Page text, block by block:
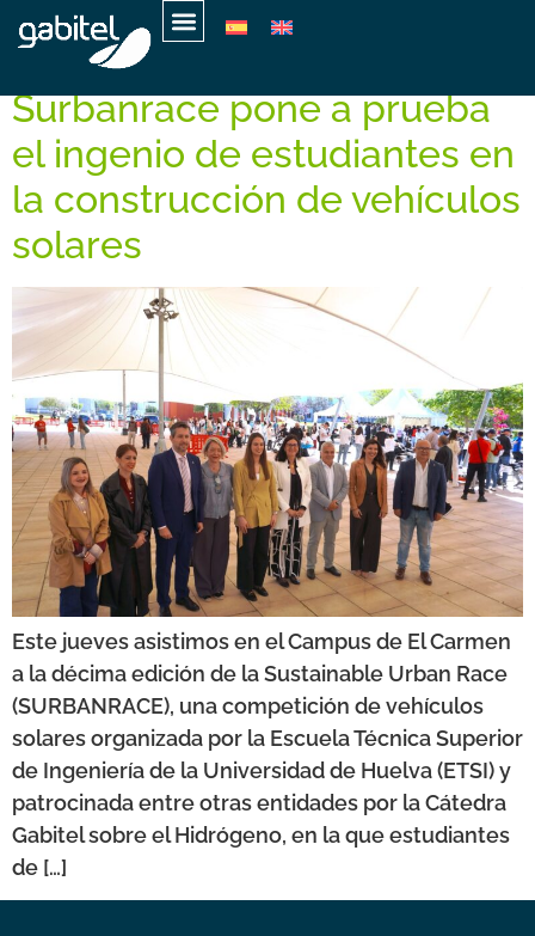
Schlagwort:
Surbanrace pone a prueba
el ingenio de estudiantes en
la construcción de vehículos
solares
Este jueves asistimos en el Campus de El Carmen
a la décima edición de la Sustainable Urban Race
(SURBANRACE), una competición de vehículos
solares organizada por la Escuela Técnica Superior
de Ingeniería de la Universidad de Huelva (ETSI) y
patrocinada entre otras entidades por la Cátedra
Gabitel sobre el Hidrógeno, en la que estudiantes
de […]